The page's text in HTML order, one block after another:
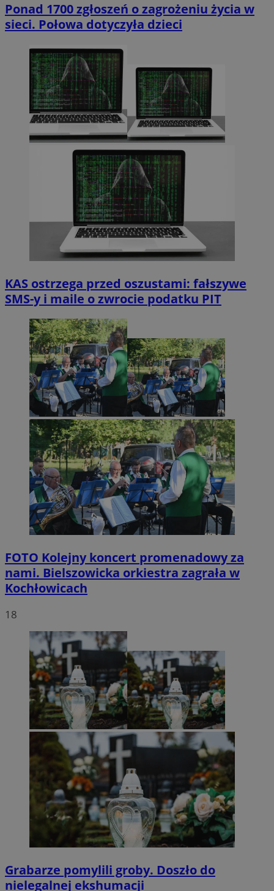
Ponad 1700 zgłoszeń o zagrożeniu życia w
sieci. Połowa dotyczyła dzieci
KAS ostrzega przed oszustami: fałszywe
SMS-y i maile o zwrocie podatku PIT
FOTO Kolejny koncert promenadowy za
nami. Bielszowicka orkiestra zagrała w
Kochłowicach
18
Grabarze pomylili groby. Doszło do
nielegalnej ekshumacji